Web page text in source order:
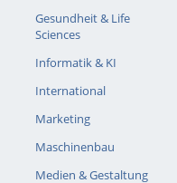
Gesundheit & Life
Sciences
Informatik & KI
International
Marketing
Maschinenbau
Medien & Gestaltung